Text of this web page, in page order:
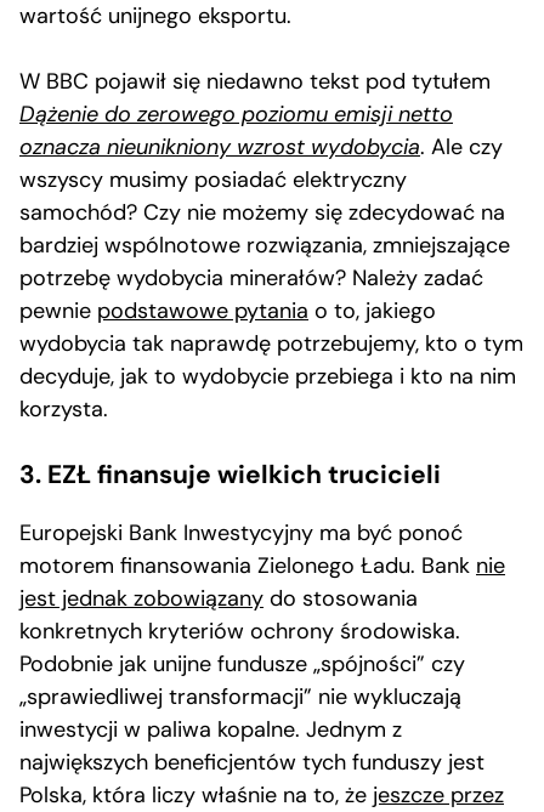
wartość unijnego eksportu.
W BBC pojawił się niedawno tekst pod tytułem
Dążenie do zerowego poziomu emisji netto
oznacza nieunikniony wzrost wydobycia. Ale czy
wszyscy musimy posiadać elektryczny
samochód? Czy nie możemy się zdecydować na
bardziej wspólnotowe rozwiązania, zmniejszające
potrzebę wydobycia minerałów? Należy zadać
pewnie podstawowe pytania o to, jakiego
wydobycia tak naprawdę potrzebujemy, kto o tym
decyduje, jak to wydobycie przebiega i kto na nim
korzysta.
3. EZŁ finansuje wielkich trucicieli
Europejski Bank Inwestycyjny ma być ponoć
motorem finansowania Zielonego Ładu. Bank nie
jest jednak zobowiązany do stosowania
konkretnych kryteriów ochrony środowiska.
Podobnie jak unijne fundusze „spójności” czy
„sprawiedliwej transformacji” nie wykluczają
inwestycji w paliwa kopalne. Jednym z
największych beneficjentów tych funduszy jest
Polska, która liczy właśnie na to, że jeszcze przez